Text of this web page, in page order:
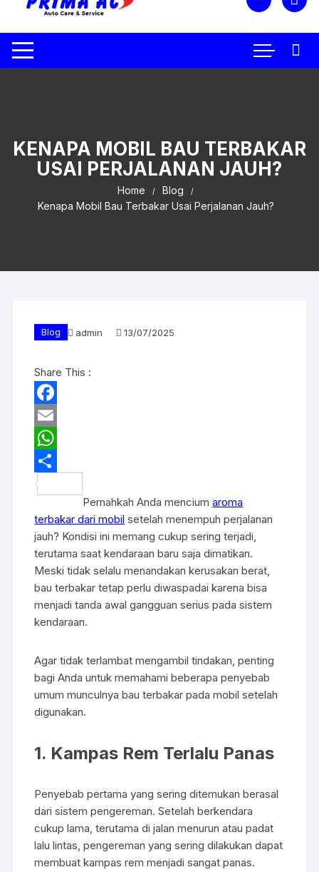
KENAPA MOBIL BAU TERBAKAR
USAI PERJALANAN JAUH?
Home
Blog
Kenapa Mobil Bau Terbakar Usai Perjalanan Jauh?
Blog admin 13/07/2025
Share This :
F
a
c
e
o
o
k
E
m
a
l
W
h
t
s
A
p
h
a
r
e
Pernahkah Anda menciumaroma
terbakar dari mobil setelah menempuh perjalanan
jauh? Kondisi ini memang cukup sering terjadi,
terutama saat kendaraan baru saja dimatikan.
Meski tidak selalu menandakan kerusakan berat,
bau terbakar tetap perlu diwaspadai karena bisa
menjadi tanda awal gangguan serius pada sistem
kendaraan.
Agar tidak terlambat mengambil tindakan, penting
bagi Anda untuk memahami beberapa penyebab
umum munculnya bau terbakar pada mobil setelah
digunakan.
1. Kampas Rem Terlalu Panas
Penyebab pertama yang sering ditemukan berasal
dari sistem pengereman. Setelah berkendara
cukup lama, terutama di jalan menurun atau padat
lalu lintas, pengereman yang sering dilakukan dapat
membuat kampas rem menjadi sangat panas.